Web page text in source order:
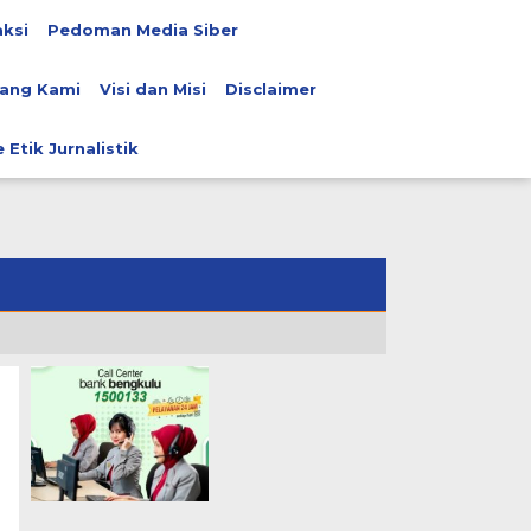
Pedoman Media Siber
Kami Visi dan Misi Disclaimer
Etik Jurnalistik